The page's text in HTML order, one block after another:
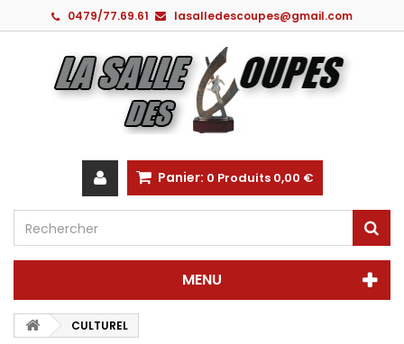
0479/77.69.61 lasalledescoupes@gmail.com
Panier: 0 Produits 0,00 €
MENU
CULTUREL